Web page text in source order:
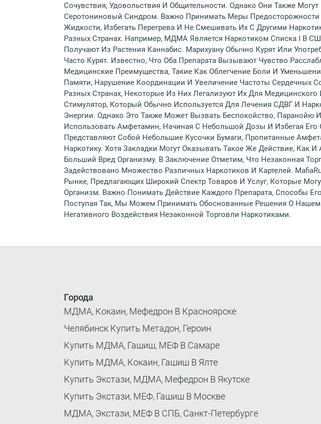
Сочувствия, Удовольствия И Общительности. Однако Они Также
Серотониновый Синдром. Важно Принимать Меры
Жидкости, Избегать Перегрева И Не Смешивать Их С Другими
Разных Странах. Например, МДМА Является Наркотиком Списка I В
Получают Из Растения Каннабис. Марихуану Обычно Курят Или
Часто Курят. Известно, Что Оба Препарата Вызывают Чувство
Медицинские Преимущества, Такие Как Облегчение Боли И
Памяти, Нарушение Координации И Увеличение Частоты Сердечных
Разных Странах, Некоторые Из Них Легализуют Их Для
Стимулятор, Который Обычно Используется Для Лечения СДВГ И
Энергии. Однако Это Также Может Вызвать Беспокойство,
Использовать Амфетамин, Начиная С Небольшой Дозы И Избегая
Представляют Собой Небольшие Кусочки Бумаги, Пропитанные
Наркотику. Хотя Закладки Могут Оказывать Такое Же Действие,
Больший Вред Организму. В Заключение Отметим, Что Незаконная
Задействовано Множество Различных Наркотиков И Картелей.
Рынке, Предлагающих Широкий Спектр Товаров И Услуг, Которые
Организм. Важно Понимать Действие Каждого Препарата, Способы
Поступая Так, Мы Можем Принимать Обоснованные Решения О
Негативного Воздействия Незаконной Торговли Наркотиками.
Города
МДМА, Кокаин, Мефедрон В Красноярске
Челябинск Купить Метадон, Героин
Купить МДМА, Гашиш, МЕФ В Самаре
Купить МДМА, Кокаин, Гашиш В Ялте
Купить Экстази, МДМА, Мефедрон В Якутске
Купить Экстази, МЕФ, Гашиш В Москве
МДМА, Экстази, МЕФ В СПБ, Санкт-Петербурге